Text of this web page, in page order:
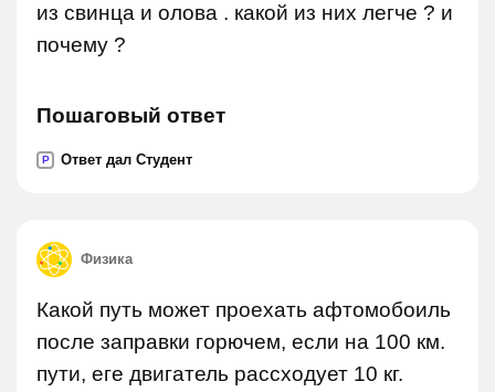
из свинца и олова . какой из них легче ? и
почему ?
Пошаговый ответ
P Ответ дал Студент
Физика
Какой путь может проехать афтомобоиль
после заправки горючем, если на 100 км.
пути, еге двигатель рассходует 10 кг.